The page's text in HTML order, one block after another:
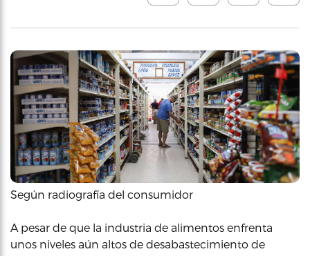
Según radiografía del consumidor
A pesar de que la industria de alimentos enfrenta
unos niveles aún altos de desabastecimiento de